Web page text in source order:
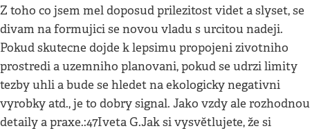
Z toho co jsem mel doposud prilezitost videt a slyset, se
divam na formujici se novou vladu s urcitou nadeji.
Pokud skutecne dojde k lepsimu propojeni zivotniho
prostredi a uzemniho planovani, pokud se udrzi limity
tezby uhli a bude se hledet na ekologicky negativni
vyrobky atd., je to dobry signal. Jako vzdy ale rozhodnou
detaily a praxe.:47Iveta G.Jak si vysvětlujete, že si